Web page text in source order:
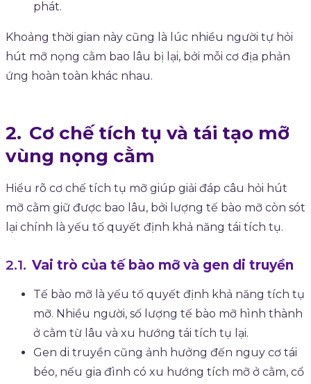
phát.
Khoảng thời gian này cũng là lúc nhiều người tự hỏi
hút mỡ nọng cằm bao lâu bị lại, bởi mỗi cơ địa phản
ứng hoàn toàn khác nhau.
Cơ chế tích tụ và tái tạo mỡ
vùng nọng cằm
Hiểu rõ cơ chế tích tụ mỡ giúp giải đáp câu hỏi hút
mỡ cằm giữ được bao lâu, bởi lượng tế bào mỡ còn sót
lại chính là yếu tố quyết định khả năng tái tích tụ.
Vai trò của tế bào mỡ và gen di truyền
Tế bào mỡ là yếu tố quyết định khả năng tích tụ
mỡ. Nhiều người, số lượng tế bào mỡ hình thành
ở cằm từ lâu và xu hướng tái tích tụ lại.
Gen di truyền cũng ảnh hưởng đến nguy cơ tái
béo, nếu gia đình có xu hướng tích mỡ ở cằm, cổ